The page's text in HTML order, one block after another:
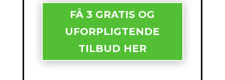
FÅ 3 GRATIS OG
UFORPLIGTENDE
TILBUD HER